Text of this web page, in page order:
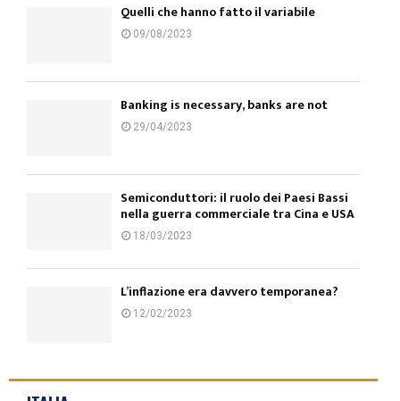
Quelli che hanno fatto il variabile
09/08/2023
Banking is necessary, banks are not
29/04/2023
Semiconduttori: il ruolo dei Paesi Bassi
nella guerra commerciale tra Cina e USA
18/03/2023
L’inflazione era davvero temporanea?
12/02/2023